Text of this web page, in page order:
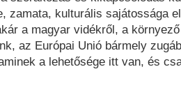
zamata, kulturális sajátossága
a magyar vidékről, a
az Európai Unió bármely
a lehetősége itt van, és